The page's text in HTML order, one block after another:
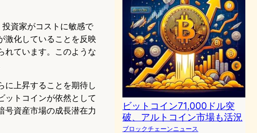
資家がコストに敏感で
激化していることを反映
れています。このような
に上昇することを期待し
ットコインが依然として
号資産市場の成長潜在力
ビットコイン71,000ドル突
破、アルトコイン市場も活況
ブロックチェーンニュース